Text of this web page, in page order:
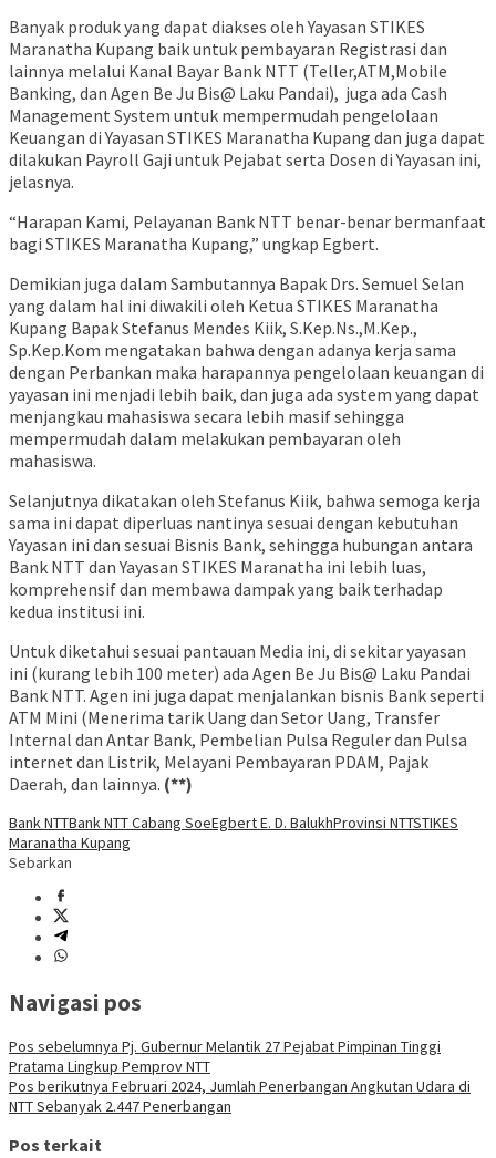
Banyak produk yang dapat diakses oleh Yayasan STIKES
Maranatha Kupang baik untuk pembayaran Registrasi dan
lainnya melalui Kanal Bayar Bank NTT (Teller,ATM,Mobile
Banking, dan Agen Be Ju Bis@ Laku Pandai), juga ada Cash
Management System untuk mempermudah pengelolaan
Keuangan di Yayasan STIKES Maranatha Kupang dan juga dapat
dilakukan Payroll Gaji untuk Pejabat serta Dosen di Yayasan ini,
jelasnya.
“Harapan Kami, Pelayanan Bank NTT benar-benar bermanfaat
bagi STIKES Maranatha Kupang,” ungkap Egbert.
Demikian juga dalam Sambutannya Bapak Drs. Semuel Selan
yang dalam hal ini diwakili oleh Ketua STIKES Maranatha
Kupang Bapak Stefanus Mendes Kiik, S.Kep.Ns.,M.Kep.,
Sp.Kep.Kom mengatakan bahwa dengan adanya kerja sama
dengan Perbankan maka harapannya pengelolaan keuangan di
yayasan ini menjadi lebih baik, dan juga ada system yang dapat
menjangkau mahasiswa secara lebih masif sehingga
mempermudah dalam melakukan pembayaran oleh
mahasiswa.
Selanjutnya dikatakan oleh Stefanus Kiik, bahwa semoga kerja
sama ini dapat diperluas nantinya sesuai dengan kebutuhan
Yayasan ini dan sesuai Bisnis Bank, sehingga hubungan antara
Bank NTT dan Yayasan STIKES Maranatha ini lebih luas,
komprehensif dan membawa dampak yang baik terhadap
kedua institusi ini.
Untuk diketahui sesuai pantauan Media ini, di sekitar yayasan
ini (kurang lebih 100 meter) ada Agen Be Ju Bis@ Laku Pandai
Bank NTT. Agen ini juga dapat menjalankan bisnis Bank seperti
ATM Mini (Menerima tarik Uang dan Setor Uang, Transfer
Internal dan Antar Bank, Pembelian Pulsa Reguler dan Pulsa
internet dan Listrik, Melayani Pembayaran PDAM, Pajak
Daerah, dan lainnya. (**)
Bank NTTBank NTT Cabang SoeEgbert E. D. BalukhProvinsi NTTSTIKES
Maranatha Kupang
Sebarkan
Navigasi pos
Pos sebelumnya Pj. Gubernur Melantik 27 Pejabat Pimpinan Tinggi
Pratama Lingkup Pemprov NTT
Pos berikutnya Februari 2024, Jumlah Penerbangan Angkutan Udara di
NTT Sebanyak 2.447 Penerbangan
Pos terkait